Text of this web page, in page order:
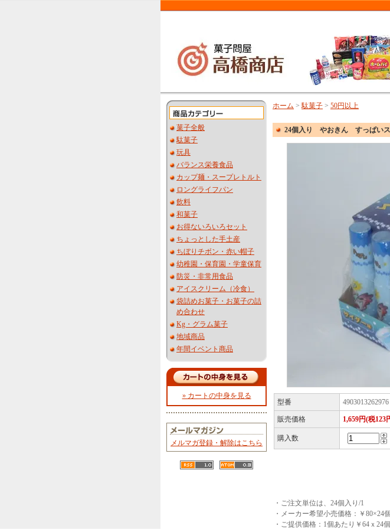
菓子全般
駄菓子
玩具
バランス栄養食品
カップ麺・スープレトルト
ロングライフパン
飲料
和菓子
お得ないろいろセット
ちょっとした手土産
ちぼりチボン・赤い帽子
幼稚園・保育園・学童保育
防災・非常用食品
アイスクリーム（冷食）
袋詰めお菓子・お菓子の詰
め合わせ
Kg・グラム菓子
地域商品
年間イベント商品
» カートの中身を見る
メルマガ登録・解除はこちら
ホーム >駄菓子 > 50円以上
24個入り やおきん すっぱいス
型番 4903013262976
販売価格 1,659円(税123
購入数
・ご注文単
・メーカー希望小売価格：￥80×24
・ご提供価格：1個あたり￥64ｘ24